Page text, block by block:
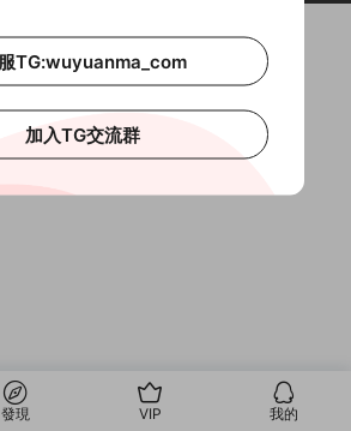
發現 VIP 我的
TG:wuyuanma_com
加入TG交流群